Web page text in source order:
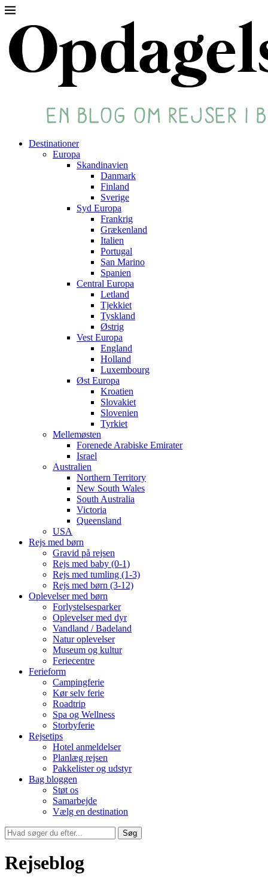
Destinationer
Europa
Skandinavien
Danmark
Finland
Sverige
Syd Europa
Frankrig
Grækenland
Italien
Portugal
San Marino
Spanien
Central Europa
Letland
Tjekkiet
Tyskland
Østrig
Vest Europa
England
Holland
Luxembourg
Øst Europa
Kroatien
Slovakiet
Slovenien
Tyrkiet
Mellemøsten
Forenede Arabiske Emirater
Israel
Australien
Northern Territory
New South Wales
South Australia
Victoria
Queensland
USA
Rejs med børn
Gravid på rejsen
Rejs med baby (0-1)
Rejs med tumling (1-3)
Rejs med børn (3-12)
Oplevelser med børn
Forlystelsesparker
Oplevelser med dyr
Vandland / Badeland
Natur oplevelser
Museum og kultur
Feriecentre
Ferieform
Campingferie
Kør selv ferie
Roadtrip
Spa og Wellness
Storbyferie
Rejsetips
Hotel anmeldelser
Planlæg rejsen
Pakkelister og udstyr
Bag bloggen
Støt os
Samarbejde
Vælg en destination
Søg
Rejseblog